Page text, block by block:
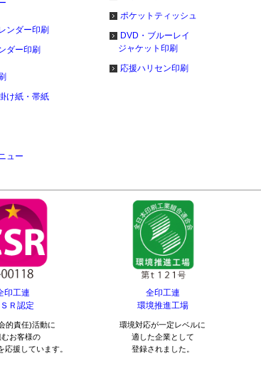
ンダー印刷
ダー印刷
け紙・帯紙
ュー
ポケットティッシュ
DVD・ブルーレイ
ジャケット印刷
応援ハリセン印刷
印工連
Ｒ認定
的責任)活動に
お客様の
応援しています。
全印工連
環境推進工場
環境対応が一定レベルに
適した企業として
登録されました。